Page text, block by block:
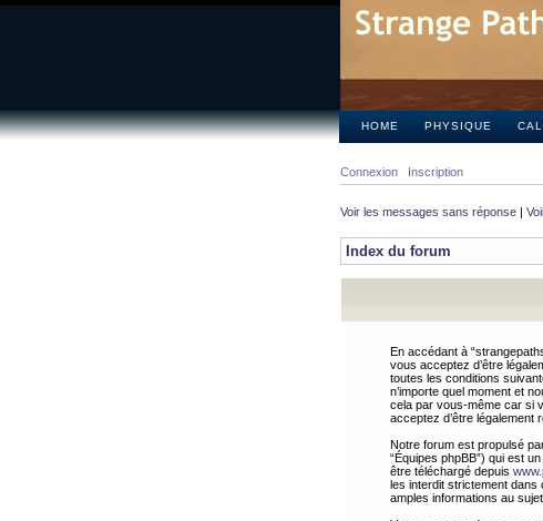
HOME PHYSIQUE
Connexion Inscription
Voir les messages sans réponse |
Index du forum
En accédant à
vous acceptez d’être
toutes les conditions
n’importe quel moment et
cela par vous-même car si
acceptez d’être légalement
Notre forum est propulsé par
“Équipes phpBB”) qui est
être téléchargé depuis
les interdit strictement dans
amples informations au